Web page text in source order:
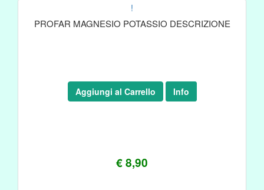
!
PROFAR MAGNESIO POTASSIO DESCRIZIONE
€ 8,90
Aggiungi al Carrello Info